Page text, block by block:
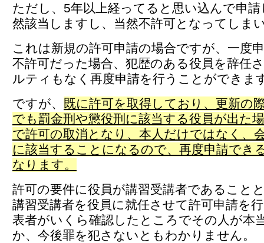
ただし、5年以上経ってると思い込んで申
然該当しますし、当然不許可となってしま
これは新規の許可申請の場合ですが、一度
不許可だった場合、犯歴のある役員を辞任
ルティもなく再度申請を行うことができま
ですが、
既に許可を取得しており、更新の
でも罰金刑や懲役刑に該当する役員が出た
で許可の取消となり、本人だけではなく、
に該当することになるので、再度申請でき
なります。
許可の要件に役員が講習受講者であること
講習受講者を役員に就任させて許可申請を
表者がいくら確認したところでその人が本
か、今後罪を犯さないともわかりません。